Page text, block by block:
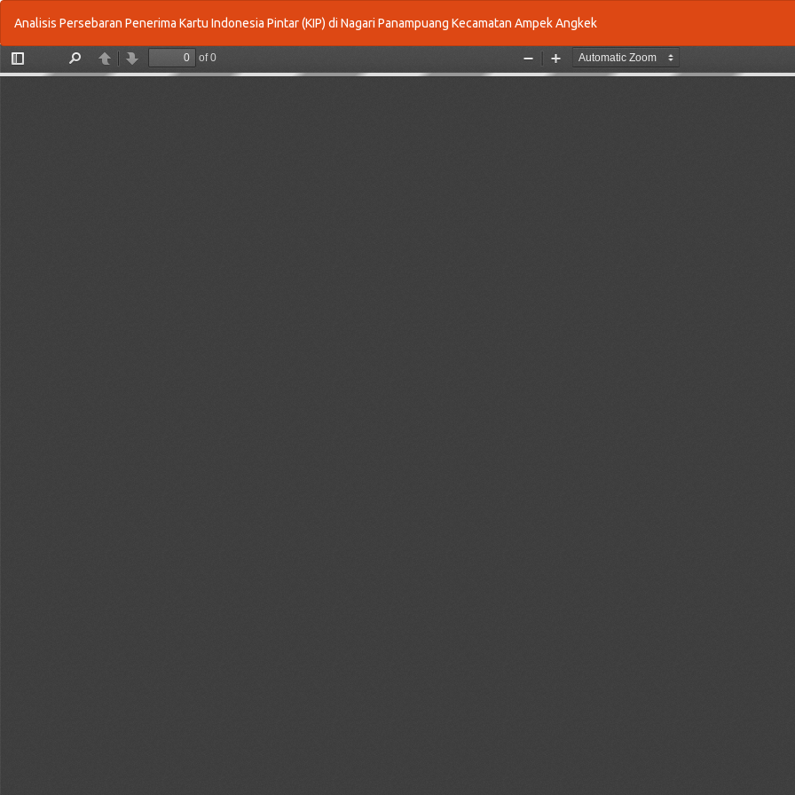
Article
Details
Analisis Persebaran Penerima Kartu Indonesia Pintar (KIP) di Nagari Panampuang Kecamatan Ampek Angkek